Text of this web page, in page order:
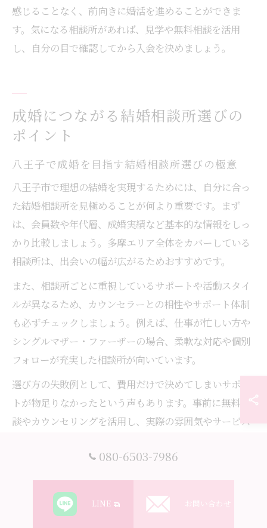
感じることなく、前向きに婚活を進めることができま
す。気になる相談所があれば、見学や無料相談を活用
し、自分の目で確認してから入会を決めましょう。
成婚につながる結婚相談所選びの
ポイント
八王子で成婚を目指す結婚相談所選びの極意
八王子市で理想の結婚を実現するためには、自分に合っ
た結婚相談所を見極めることが何より重要です。まず
は、会員数や年代層、成婚実績など基本的な情報をしっ
かり比較しましょう。多摩エリア全体をカバーしている
相談所は、出会いの幅が広がるためおすすめです。
また、相談所ごとに重視しているサポートや活動スタイ
ルが異なるため、カウンセラーとの相性やサポート体制
も必ずチェックしましょう。例えば、仕事が忙しい方や
シングルマザー・ファーザーの場合、柔軟な対応や個別
フォローが充実した相談所が向いています。
選び方の失敗例として、費用だけで決めてしまいサポー
トが物足りなかったという声もあります。事前に無料相
談やカウンセリングを活用し、実際の雰囲気やサービス
結婚相談所のサポート内容は、プロフィール作成からお
見合いセッティング、交際中のアドバイス、成婚後のフ
080-6503-7986
LINE お問い合わせ